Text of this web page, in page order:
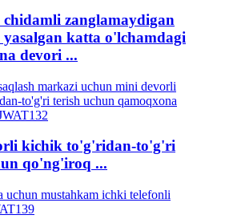
chidamli zanglamaydigan
katta o'lchamdagi
devori ...
kichik to'g'ridan-to'g'ri
qo'ng'iroq ...